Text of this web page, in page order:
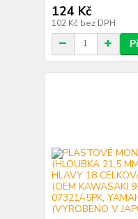
124 Kč
102 Kč bez DPH